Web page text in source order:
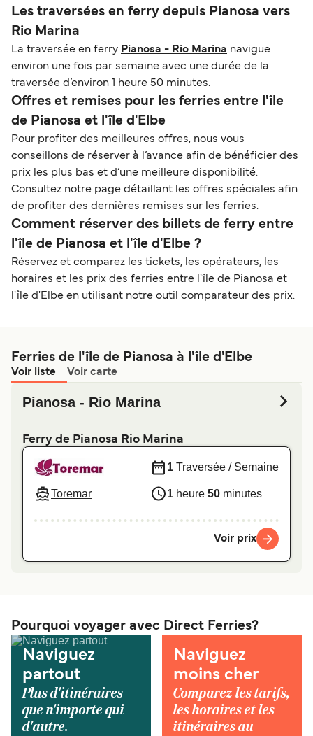
Les traversées en ferry depuis Pianosa vers
Rio Marina
La traversée en ferry Pianosa - Rio Marina navigue
environ une fois par semaine avec une durée de la
traversée d’environ 1 heure 50 minutes.
Offres et remises pour les ferries entre l'île
de Pianosa et l'île d'Elbe
Pour profiter des meilleures offres, nous vous
conseillons de réserver à l’avance afin de bénéficier des
prix les plus bas et d’une meilleure disponibilité.
Consultez notre page détaillant les offres spéciales afin
de profiter des dernières remises sur les ferries.
Comment réserver des billets de ferry entre
l'île de Pianosa et l'île d'Elbe ?
Réservez et comparez les tickets, les opérateurs, les
horaires et les prix des ferries entre l'île de Pianosa et
l'île d'Elbe en utilisant notre outil comparateur des prix.
Ferries de l'île de Pianosa à l'île d'Elbe
Voir liste Voir carte
Pianosa - Rio Marina
Ferry de Pianosa Rio Marina
Toremar
1 Traversée / Semaine
1 heure 50 minutes
Voir prix
Pourquoi voyager avec Direct Ferries?
Naviguez
partout
Plus d'itinéraires
que n'importe qui
d'autre.
Naviguez
moins cher
Comparez les tarifs,
les horaires et les
itinéraires au